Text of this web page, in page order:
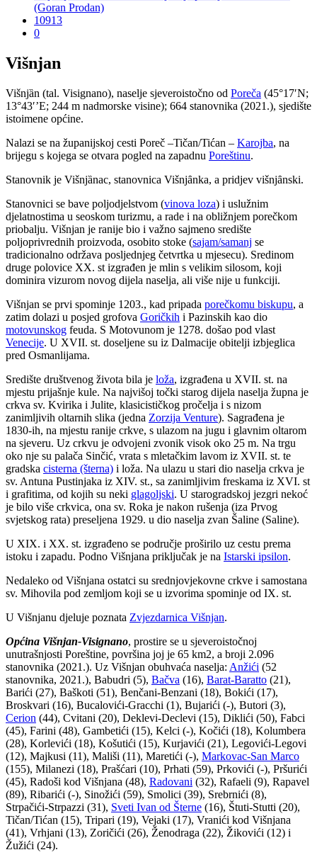
(Goran Prodan)
10913
0
Višnjan
Višnjȁn (tal. Visignano), naselje sjeveroistočno od Poreča (45°17′N;
13°43′’E; 244 m nadmorske visine); 664 stanovnika (2021.), sjedište
istoimene općine.
Nalazi se na županijskoj cesti Poreč –Tičan/Tićan – Karojba, na
brijegu s kojega se otvara pogled na zapadnu Poreštinu.
Stanovnik je Višnjȁnac, stanovnica Višnjȃnka, a pridjev višnjȃnski.
Stanovnici se bave poljodjelstvom (vinova loza) i uslužnim
djelatnostima u seoskom turizmu, a rade i na obližnjem porečkom
priobalju. Višnjan je ranije bio i važno sajmeno središte
poljoprivrednih proizvoda, osobito stoke (sajam/samanj se
tradicionalno održava posljednjeg četvrtka u mjesecu). Sredinom
druge polovice XX. st izgrađen je mlin s velikim silosom, koji
dominira vizurom novog dijela naselja, ali više nije u funkciji.
Višnjan se prvi spominje 1203., kad pripada porečkomu biskupu, a
zatim dolazi u posjed grofova Goričkih i Pazinskih kao dio
motovunskog feuda. S Motovunom je 1278. došao pod vlast
Venecije. U XVII. st. doseljene su iz Dalmacije obitelji izbjeglica
pred Osmanlijama.
Središte društvenog života bila je loža, izgrađena u XVII. st. na
mjestu prijašnje kule. Na najvišoj točki starog dijela naselja župna je
crkva sv. Kvirika i Julite, klasicističkog pročelja i s nizom
zanimljivih oltarnih slika (jedna Zorzija Venture). Sagrađena je
1830-ih, na mjestu ranije crkve, s ulazom na jugu i glavnim oltarom
na sjeveru. Uz crkvu je odvojeni zvonik visok oko 25 m. Na trgu
oko nje su palača Sinčić, vrata s mletačkim lavom iz XVII. st. te
gradska cisterna (šterna) i loža. Na ulazu u stari dio naselja crkva je
sv. Antuna Pustinjaka iz XIV. st., sa zanimljivim freskama iz XVI. st
i grafitima, od kojih su neki glagoljski. U starogradskoj jezgri nekoć
je bilo više crkvica, ona sv. Roka je nakon rušenja (iza Prvog
svjetskog rata) preseljena 1929. u dio naselja zvan Šaline (Saline).
U XIX. i XX. st. izgrađeno se područje proširilo uz cestu prema
istoku i zapadu. Podno Višnjana priključak je na Istarski ipsilon.
Nedaleko od Višnjana ostatci su srednjovjekovne crkve i samostana
sv. Mihovila pod zemljom koji se u izvorima spominje od IX. st.
U Višnjanu djeluje poznata Zvjezdarnica Višnjan.
Općina Višnjan-Visignano, prostire se u sjeveroistočnoj
unutrašnjosti Poreštine, površina joj je 65 km2, a broji 2.096
stanovnika (2021.). Uz Višnjan obuhvaća naselja: Anžići (52
stanovnika, 2021.), Babudri (5), Bačva (16), Barat-Baratto (21),
Barići (27), Baškoti (51), Benčani-Benzani (18), Bokići (17),
Broskvari (16), Bucalovići-Gracchi (1), Bujarići (-), Butori (3),
Cerion (44), Cvitani (20), Deklevi-Declevi (15), Diklići (50), Fabci
(45), Farini (48), Gambetići (15), Kelci (-), Kočići (18), Kolumbera
(28), Korlevići (18), Košutići (15), Kurjavići (21), Legovići-Legovi
(12), Majkusi (11), Mališi (11), Maretići (-), Markovac-San Marco
(155), Milanezi (18), Prašćari (10), Prhati (59), Prkovići (-), Pršurići
(45), Radoši kod Višnjana (48), Radovani (32), Rafaeli (9), Rapavel
(89), Ribarići (-), Sinožići (59), Smolici (39), Srebrnići (8),
Strpačići-Strpazzi (31), Sveti Ivan od Šterne (16), Štuti-Stutti (20),
Tičan/Tićan (15), Tripari (19), Vejaki (17), Vranići kod Višnjana
(41), Vrhjani (13), Zoričići (26), Ženodraga (22), Žikovići (12) i
Žužići (24).